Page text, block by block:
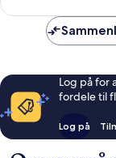
anmeldelser
Log på for
fordele til
Log på